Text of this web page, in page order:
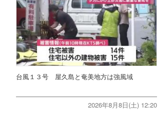
台風１３号 屋久島と奄美地方は強風域
2026年8月8日(土) 12:20